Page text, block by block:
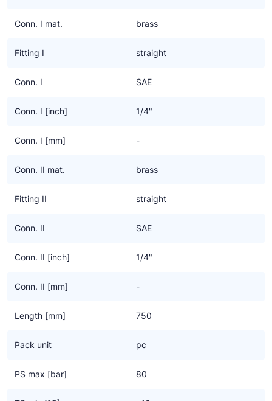
1/4” of 3/8”, bijvoorbeeld R2/H3.
Verder is het nog mogelijk om de haakse fitting in een gewenste
te herkennen aan H2A, H3B, etc. Positie A is altijd met de
kwart slag gedraaid ten opzichte van positie A. (C wordt dan
genoemd) Meer hierover is terug te vinden op de website van
Conn. I mat. brass
Fitting I straight
Conn. I SAE
Conn. I [inch] 1/4"
Conn. I [mm] -
Conn. II mat. brass
Fitting II straight
Conn. II SAE
Conn. II [inch] 1/4"
Conn. II [mm] -
Length [mm] 750
Pack unit pc
PS max [bar] 80